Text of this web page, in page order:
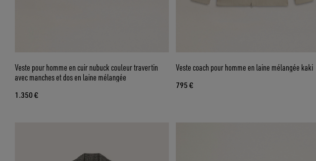
Veste pour homme en cuir nubuck couleur travertin
avec manches et dos en laine mélangée
1.350 €
Veste coach pour homme en laine mélangée kaki
795 €